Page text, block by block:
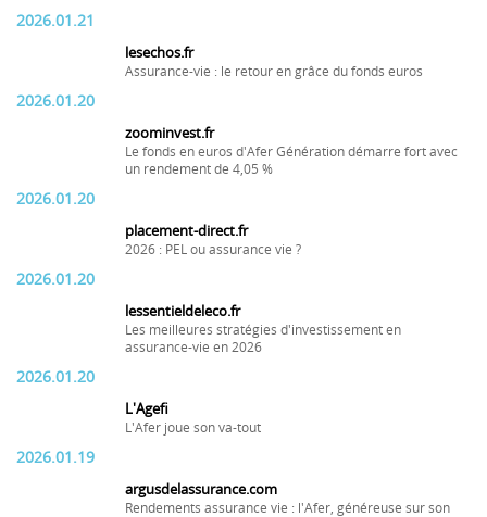
2026.01.21
lesechos.fr
Assurance-vie : le retour en grâce du fonds euros
2026.01.20
zoominvest.fr
Le fonds en euros d'Afer Génération démarre fort avec
un rendement de 4,05 %
2026.01.20
placement-direct.fr
2026 : PEL ou assurance vie ?
2026.01.20
lessentieldeleco.fr
Les meilleures stratégies d'investissement en
assurance-vie en 2026
2026.01.20
L'Agefi
L'Afer joue son va-tout
2026.01.19
argusdelassurance.com
Rendements assurance vie : l'Afer, généreuse sur son